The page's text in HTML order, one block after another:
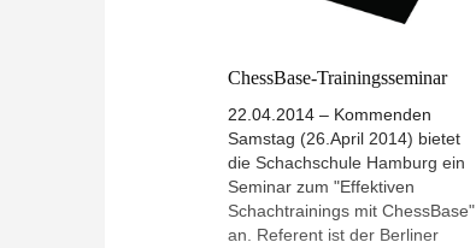
ChessBase-Trainingsseminar
22.04.2014 – Kommenden
Samstag (26.April 2014) bietet
die Schachschule Hamburg ein
Seminar zum "Effektiven
Schachtrainings mit ChessBase"
an. Referent ist der Berliner